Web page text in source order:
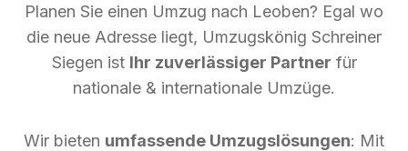
Planen Sie einen Umzug nach Leoben? Egal wo
die neue Adresse liegt, Umzugskönig Schreiner
Siegen ist Ihr zuverlässiger Partner für
nationale & internationale Umzüge.
Wir bieten umfassende Umzugslösungen: Mit